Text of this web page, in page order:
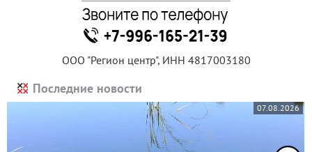
ООО "Регион центр", ИНН 4817003180
Последние новости
07.08.2026